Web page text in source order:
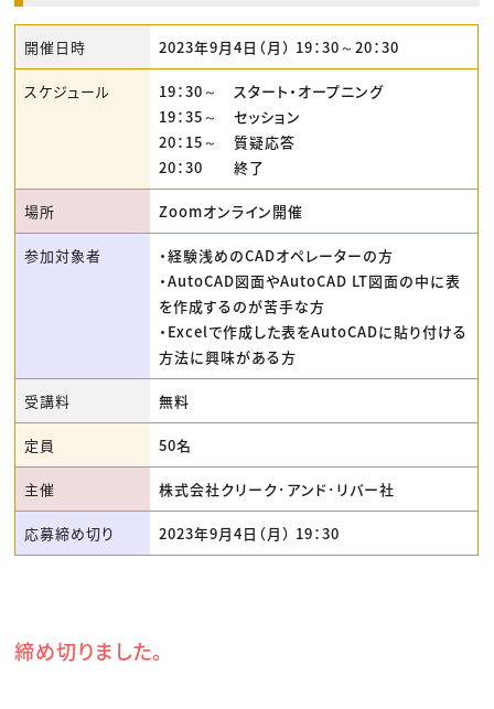
開催日時 2023年9月4日（月） 19：30～20：30
スケジュール
19：30～ スタート・オープニング
19：35～ セッション
20：15～ 質疑応答
20：30 終了
場所 Zoomオンライン開催
参加対象者
・経験浅めのCADオペレーターの方
・AutoCAD図面やAutoCAD LT図面の中に表
を作成するのが苦手な方
・Excelで作成した表をAutoCADに貼り付ける
方法に興味がある方
受講料 無料
定員 50名
主催 株式会社クリーク･アンド･リバー社
応募締め切り 2023年9月4日（月） 19：30
締め切りました。